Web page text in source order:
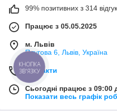
99% позитивних з 314
Працює з 05.05.2025
м. Львів
Плугова 6, Львів, Україна
Контакти
Сьогодні працює з 09:00
Показати весь графік
КНОПКА
ЗВ'ЯЗКУ